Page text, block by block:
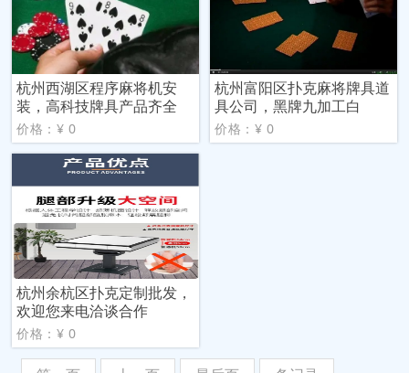
杭州西湖区程序麻将机安
装，高科技牌具产品齐全
价格：¥ 0
杭州富阳区扑克麻将牌具道
具公司，黑牌九加工白
价格：¥ 0
杭州余杭区扑克定制批发，
欢迎您来电洽谈合作
价格：¥ 0